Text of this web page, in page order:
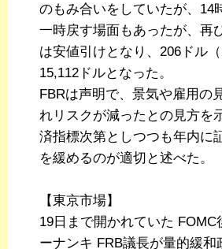
のもみ合いをしていたが、14
一時戻す場面もあったが、再
は安値引けとなり、206ドル
15,112ドルとなった。
FBRは声明で、景気や雇用の
れリスクが減ったとの見方を
済指標次第としつつも年内に
を緩めるのが適切と述べた。
【東京市場】
19日まで開かれていた FOMC
ーナンキ FRB議長が量的緩和